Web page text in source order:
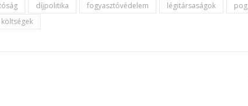
díjpolitika fogyasztóvédelem légitársaságok